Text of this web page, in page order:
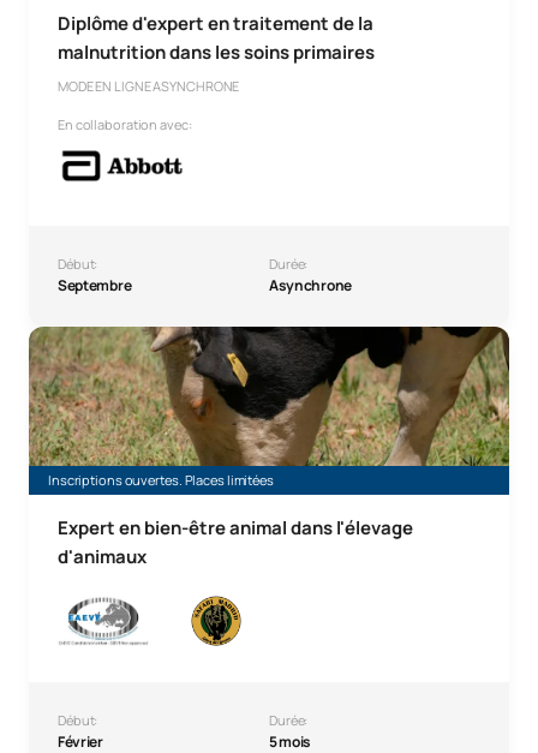
Diplôme d'expert en traitement de la
malnutrition dans les soins primaires
MODE EN LIGNE ASYNCHRONE
En collaboration avec:
Début:
Septembre
Durée:
Asynchrone
Inscriptions ouvertes. Places limitées
Expert en bien-être animal dans l'élevage
d'animaux
Début:
Février
Durée:
5 mois
Expert en bien-être animal